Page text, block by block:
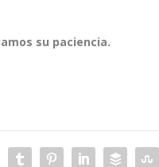
su paciencia.